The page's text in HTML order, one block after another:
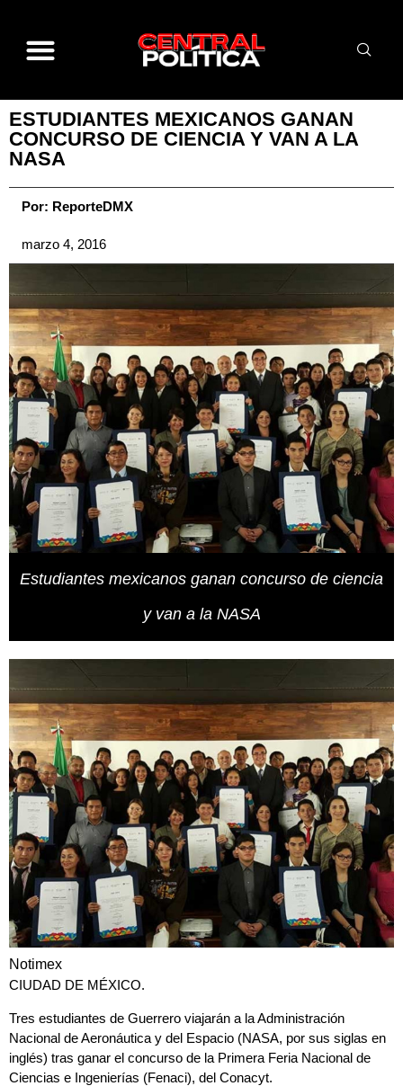
ESTUDIANTES MEXICANOS GANAN
CONCURSO DE CIENCIA Y VAN A LA
NASA
Por: ReporteDMX
marzo 4, 2016
Estudiantes mexicanos ganan concurso de ciencia
y van a la NASA
Notimex
CIUDAD DE MÉXICO.
Tres estudiantes de Guerrero viajarán a la Administración
Nacional de Aeronáutica y del Espacio (NASA, por sus siglas en
inglés) tras ganar el concurso de la Primera Feria Nacional de
Ciencias e Ingenierías (Fenaci), del Conacyt.